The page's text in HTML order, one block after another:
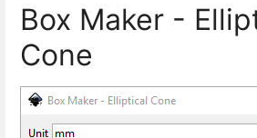
Box Maker -
Cone